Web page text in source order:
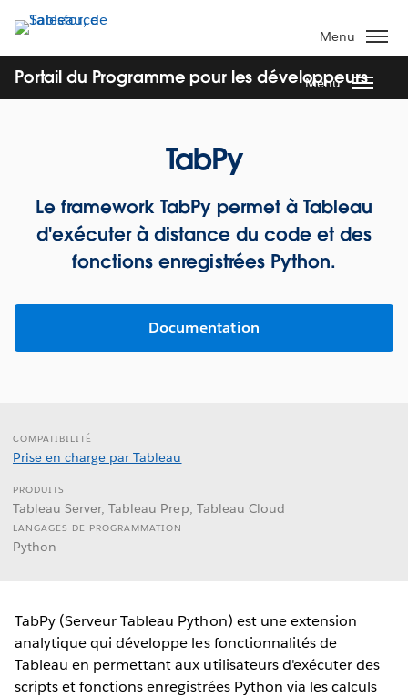
Aller
au
contenu
principal
Menu
Portail du Programme pour les développeurs
Menu
TabPy
Le framework TabPy permet à Tableau
d'exécuter à distance du code et des
fonctions enregistrées Python.
Documentation
COMPATIBILITÉ
Prise en charge par Tableau
PRODUITS
Tableau Server, Tableau Prep, Tableau Cloud
LANGAGES DE PROGRAMMATION
Python
TabPy (Serveur Tableau Python) est une extension
analytique qui développe les fonctionnalités de
Tableau en permettant aux utilisateurs d'exécuter des
scripts et fonctions enregistrées Python via les calculs